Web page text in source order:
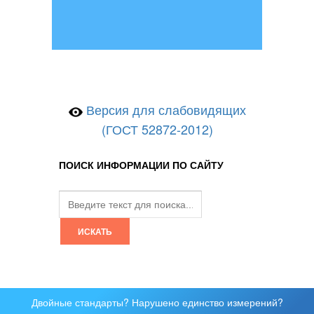
Версия для слабовидящих
(ГОСТ 52872-2012)
ПОИСК ИНФОРМАЦИИ ПО САЙТУ
Двойные стандарты? Нарушено единство измерений?